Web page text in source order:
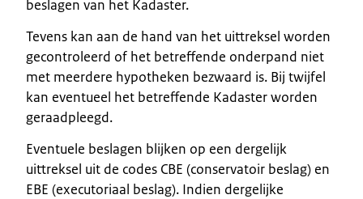
beslagen van het Kadaster.
Tevens kan aan de hand van het uittreksel worden
gecontroleerd of het betreffende onderpand niet
met meerdere hypotheken bezwaard is. Bij twijfel
kan eventueel het betreffende Kadaster worden
geraadpleegd.
Eventuele beslagen blijken op een dergelijk
uittreksel uit de codes CBE (conservatoir beslag) en
EBE (executoriaal beslag). Indien dergelijke